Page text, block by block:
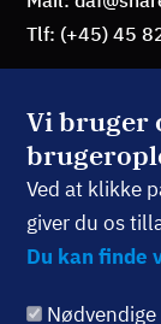
Vi bruger
Ved at klikke
giver du os
Du kan finde
Nødvendige
Tlf: (+45) 45